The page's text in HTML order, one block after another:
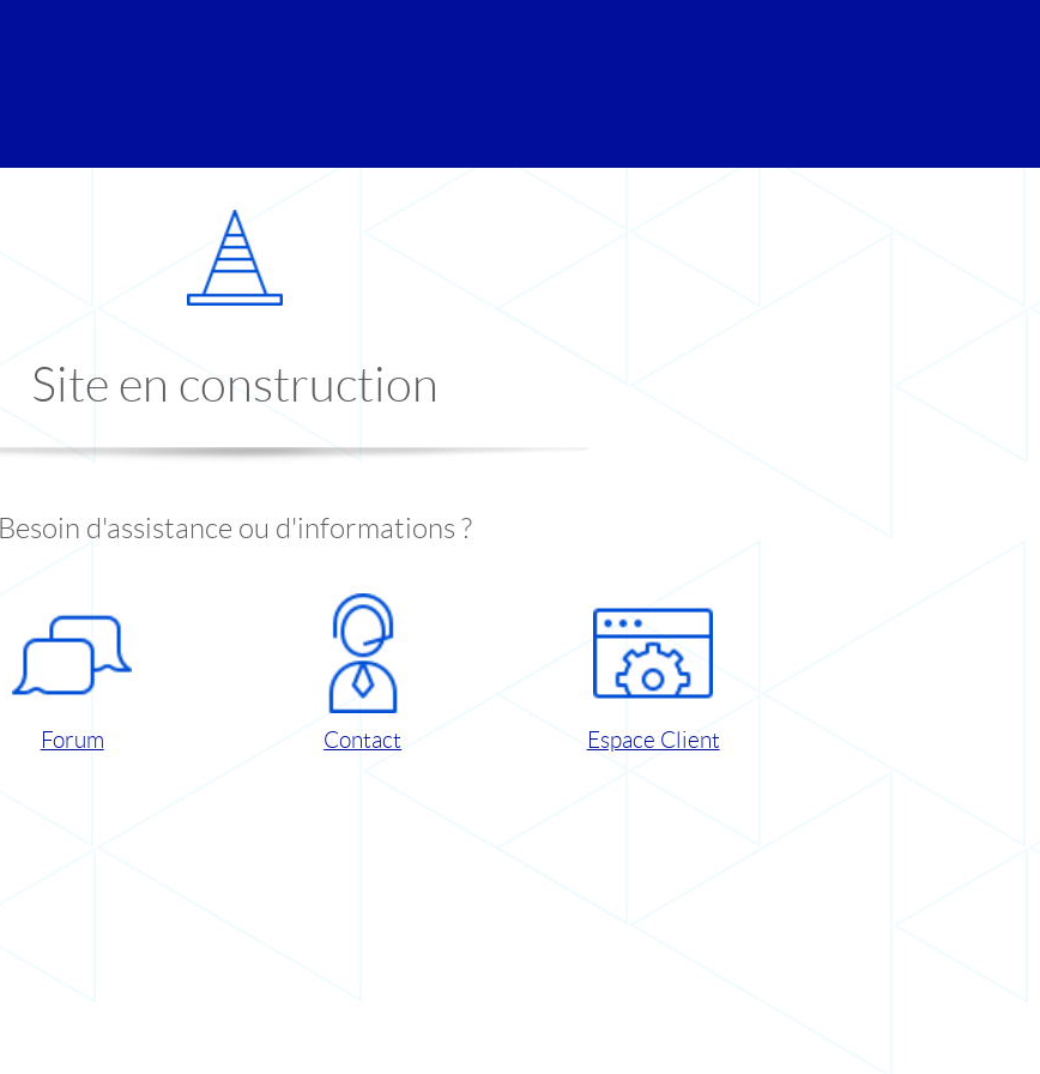
Site en construction
Besoin d'assistance ou d'informations ?
Forum Contact Espace Client